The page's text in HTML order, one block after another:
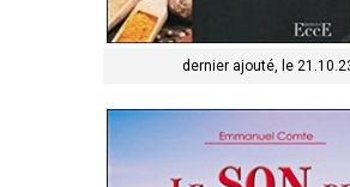
dernier ajouté, le